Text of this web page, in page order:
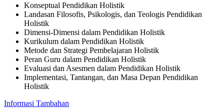
Konseptual Pendidikan Holistik
Landasan Filosofis, Psikologis, dan Teologis Pendidikan
Holistik
Dimensi-Dimensi dalam Pendidikan Holistik
Kurikulum dalam Pendidikan Holistik
Metode dan Strategi Pembelajaran Holistik
Peran Guru dalam Pendidikan Holistik
Evaluasi dan Asesmen dalam Pendidikan Holistik
Implementasi, Tantangan, dan Masa Depan Pendidikan
Holistik
Informasi Tambahan